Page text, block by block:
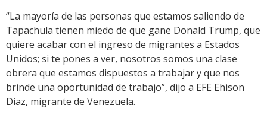
“La mayoría de las personas que estamos saliendo de
Tapachula tienen miedo de que gane Donald Trump, que
quiere acabar con el ingreso de migrantes a Estados
Unidos; si te pones a ver, nosotros somos una clase
obrera que estamos dispuestos a trabajar y que nos
brinde una oportunidad de trabajo”, dijo a EFE Ehison
Díaz, migrante de Venezuela.